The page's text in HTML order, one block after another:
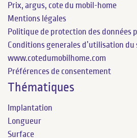
Prix, argus, cote du mobil-home
Mentions légales
Politique de protection des données
Conditions generales d’utilisation du
www.cotedumobilhome.com
Préférences de consentement
Thématiques
Implantation
Longueur
Surface